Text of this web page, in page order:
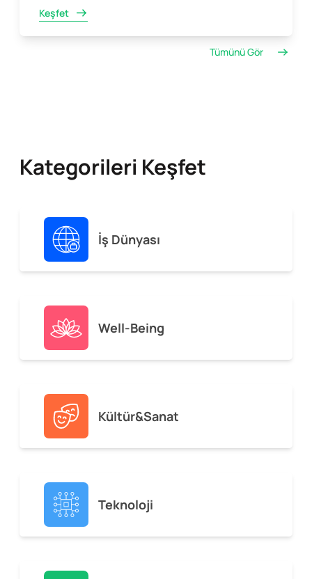
Keşfet
Tümünü Gör
Kategorileri Keşfet
İş Dünyası
Well-Being
Kültür&Sanat
Teknoloji